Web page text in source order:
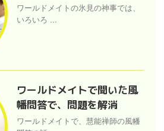
ワールドメイトの氷見の神事では、
いろいろ ...
ワールドメイトで聞いた風
幡問答で、問題を解消
ワールドメイトで、慧能禅師の風幡